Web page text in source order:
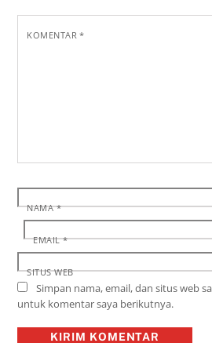
KOMENTAR*
NAMA*
EMAIL*
SITUS WEB
Simpan nama, email, dan situs web
untuk komentar saya berikutnya.